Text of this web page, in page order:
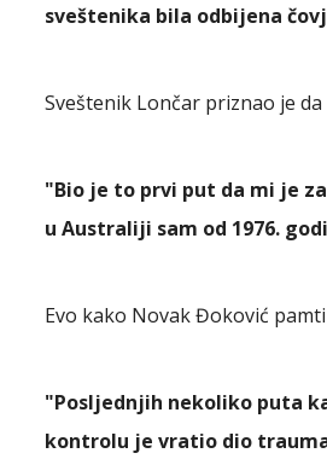
sveštenika bila odbijena
Sveštenik Lončar priznao je
"Bio je to prvi put da mi je
u Australiji sam od 1976.
Evo kako Novak Đoković
"Posljednjih nekoliko puta
kontrolu je vratio dio